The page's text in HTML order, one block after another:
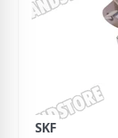
SKF